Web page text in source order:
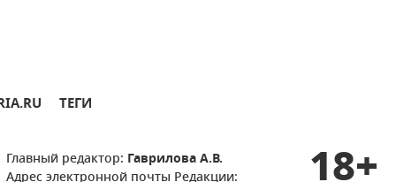
ТЕГИ
Главный редактор: Гаврилова А.В.